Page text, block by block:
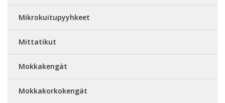
Mikrokuitupyyhkeet
Mittatikut
Mokkakengät
Mokkakorkokengät